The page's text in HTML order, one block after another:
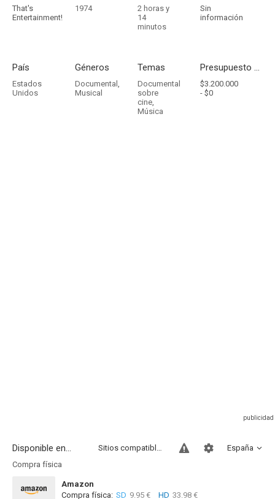
That's
Entertainment!
1974
2 horas y
14
minutos
Sin
información
País
Estados
Unidos
Géneros
Documental ,
Musical
Temas
Documental
sobre
cine,
Música
Presupuesto - Ingresos
$3.200.000
- $0
Disponible en... España
Sitios compatibles
Compra física
Amazon
Compra física: SD 9.95 € HD 33.98 €